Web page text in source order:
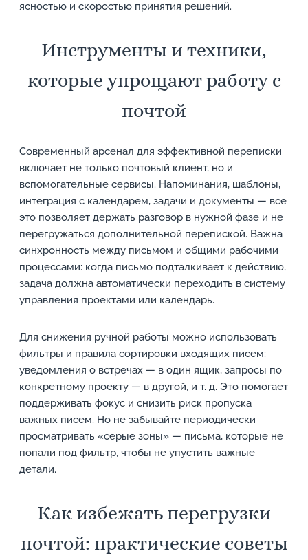
ясностью и скоростью принятия решений.
Инструменты и техники,
которые упрощают работу с
почтой
Современный арсенал для эффективной переписки
включает не только почтовый клиент, но и
вспомогательные сервисы. Напоминания, шаблоны,
интеграция с календарем, задачи и документы — все
это позволяет держать разговор в нужной фазе и не
перегружаться дополнительной перепиской. Важна
синхронность между письмом и общими рабочими
процессами: когда письмо подталкивает к действию,
задача должна автоматически переходить в систему
управления проектами или календарь.
Для снижения ручной работы можно использовать
фильтры и правила сортировки входящих писем:
уведомления о встречах — в один ящик, запросы по
конкретному проекту — в другой, и т. д. Это помогает
поддерживать фокус и снизить риск пропуска
важных писем. Но не забывайте периодически
просматривать «серые зоны» — письма, которые не
попали под фильтр, чтобы не упустить важные
детали.
Как избежать перегрузки
почтой: практические советы